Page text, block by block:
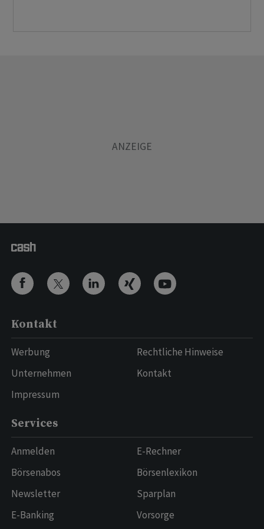
Kontakt
Werbung
Unternehmen
Impressum
Rechtliche Hinweise
Kontakt
Services
Anmelden
Börsenabos
Newsletter
E-Banking
E-Rechner
Börsenlexikon
Sparplan
Vorsorge